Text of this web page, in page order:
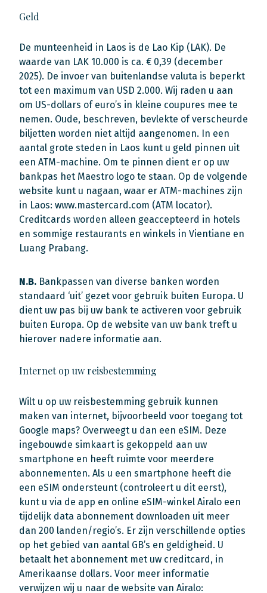
Geld
De munteenheid in Laos is de Lao Kip (LAK). De
waarde van LAK 10.000 is ca. € 0,39 (december
2025). De invoer van buitenlandse valuta is beperkt
tot een maximum van USD 2.000. Wij raden u aan
om US-dollars of euro’s in kleine coupures mee te
nemen. Oude, beschreven, bevlekte of verscheurde
biljetten worden niet altijd aangenomen. In een
aantal grote steden in Laos kunt u geld pinnen uit
een ATM-machine. Om te pinnen dient er op uw
bankpas het Maestro logo te staan. Op de volgende
website kunt u nagaan, waar er ATM-machines zijn
in Laos: www.mastercard.com (ATM locator).
Creditcards worden alleen geaccepteerd in hotels
en sommige restaurants en winkels in Vientiane en
Luang Prabang.
N.B. Bankpassen van diverse banken worden
standaard ‘uit’ gezet voor gebruik buiten Europa. U
dient uw pas bij uw bank te activeren voor gebruik
buiten Europa. Op de website van uw bank treft u
hierover nadere informatie aan.
Internet op uw reisbestemming
Wilt u op uw reisbestemming gebruik kunnen
maken van internet, bijvoorbeeld voor toegang tot
Google maps? Overweegt u dan een eSIM. Deze
ingebouwde simkaart is gekoppeld aan uw
smartphone en heeft ruimte voor meerdere
abonnementen. Als u een smartphone heeft die
een eSIM ondersteunt (controleert u dit eerst),
kunt u via de app en online eSIM-winkel Airalo een
tijdelijk data abonnement downloaden uit meer
dan 200 landen/regio’s. Er zijn verschillende opties
op het gebied van aantal GB’s en geldigheid. U
betaalt het abonnement met uw creditcard, in
Amerikaanse dollars. Voor meer informatie
verwijzen wij u naar de website van Airalo: